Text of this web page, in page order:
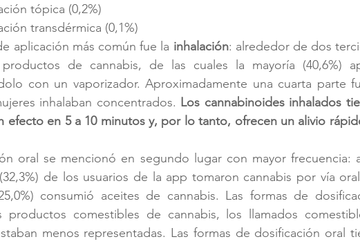
tópica (0,2%)
transdérmica (0,1%)
aplicación más común fue la inhalación: alrededor de dos
productos de cannabis, de las cuales la mayoría (40,6%)
con un vaporizador. Aproximadamente una cuarta parte
inhalaban concentrados. Los cannabinoides inhalados
efecto en 5 a 10 minutos y, por lo tanto, ofrecen un alivio
oral se mencionó en segundo lugar con mayor frecuencia:
de los usuarios de la app tomaron cannabis por vía
consumió aceites de cannabis. Las formas de
productos comestibles de cannabis, los llamados
menos representadas. Las formas de dosificación oral